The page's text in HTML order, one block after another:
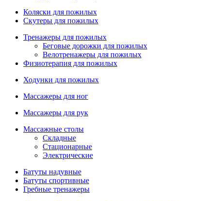
Коляски для пожилых
Скутеры для пожилых
Тренажеры для пожилых
Беговые дорожки для пожилых
Велотренажеры для пожилых
Физиотерапия для пожилых
Ходунки для пожилых
Массажеры для ног
Массажеры для рук
Массажные столы
Складные
Стационарные
Электрические
Батуты надувные
Батуты спортивные
Гребные тренажеры